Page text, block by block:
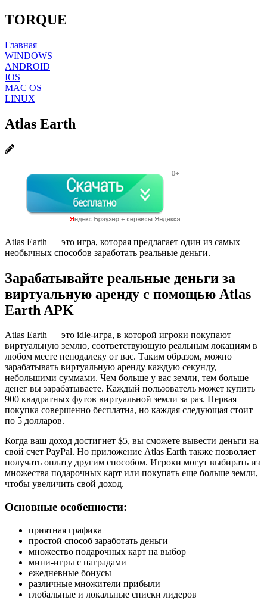
TORQUE
Главная
WINDOWS
ANDROID
IOS
MAC OS
LINUX
Atlas Earth
Atlas Earth — это игра, которая предлагает один из самых
необычных способов заработать реальные деньги.
Зарабатывайте реальные деньги за
виртуальную аренду с помощью Atlas
Earth APK
Atlas Earth — это idle-игра, в которой игроки покупают
виртуальную землю, соответствующую реальным локациям в
любом месте неподалеку от вас. Таким образом, можно
зарабатывать виртуальную аренду каждую секунду,
небольшими суммами. Чем больше у вас земли, тем больше
денег вы зарабатываете. Каждый пользователь может купить
900 квадратных футов виртуальной земли за раз. Первая
покупка совершенно бесплатна, но каждая следующая стоит
по 5 долларов.
Когда ваш доход достигнет $5, вы сможете вывести деньги на
свой счет PayPal. Но приложение Atlas Earth также позволяет
получать оплату другим способом. Игроки могут выбирать из
множества подарочных карт или покупать еще больше земли,
чтобы увеличить свой доход.
Основные особенности:
приятная графика
простой способ заработать деньги
множество подарочных карт на выбор
мини-игры с наградами
ежедневные бонусы
различные множители прибыли
глобальные и локальные списки лидеров